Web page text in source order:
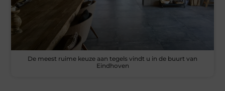
De meest ruime keuze aan tegels vindt u in de buurt van
Eindhoven